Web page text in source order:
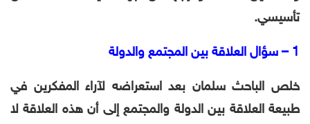
تأسيسي.
1 – سؤال العلاقة بين المجتمع والدولة
خلص الباحث سلمان بعد استعراضه لآراء المفكرين في
طبيعة العلاقة بين الدولة والمجتمع إلى أن هذه العلاقة لا